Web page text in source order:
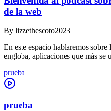
de la web
By lizzethescoto2023
En este espacio hablaremos
engloba, aplicaciones que más se
prueba
prueba